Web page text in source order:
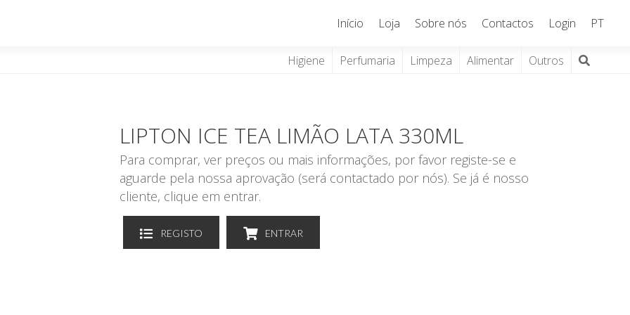
Início Loja Sobre nós Contactos Login PT
Higiene Perfumaria Limpeza Alimentar Outros
LIPTON ICE TEA LIMÃO LATA 330ML
Para comprar, ver preços ou mais informações, por favor registe-se e
aguarde pela nossa aprovação (será contactado por nós). Se já é nosso
cliente, clique em entrar.
REGISTO ENTRAR